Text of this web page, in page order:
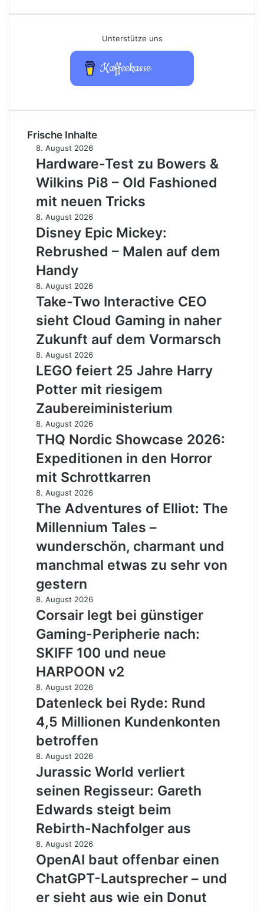
Unterstütze uns
Kaffeekasse
Frische Inhalte
Hardware-
Test
Bowers
&
Wilkins
Pi8
–
Old
Fashioned
mit
neuen
Tricks
8. August 2026
Hardware-Test zu Bowers &
Wilkins Pi8 – Old Fashioned
mit neuen Tricks
Disney
Epic
Mickey:
Rebrushed
–
Malen
auf
dem
Handy
8. August 2026
Disney Epic Mickey:
Rebrushed – Malen auf dem
Handy
Take-
Two
Interactive
CEO
sieht
Cloud
Gaming
in
naher
Zukunft
auf
dem
Vormarsch
8. August 2026
Take-Two Interactive CEO
sieht Cloud Gaming in naher
Zukunft auf dem Vormarsch
LEGO
feiert
Jahre
Harry
Potter
mit
riesigem
Zaubereiministerium
8. August 2026
LEGO feiert 25 Jahre Harry
Potter mit riesigem
Zaubereiministerium
THQ
Nordic
Showcase
2026:
Expeditionen
in
den
Horror
mit
Schrottkarren
8. August 2026
THQ Nordic Showcase 2026:
Expeditionen in den Horror
mit Schrottkarren
The
Adventures
Elliot:
The
Millennium
Tales
–
wunderschön,
charmant
und
manchmal
etwas
zu
sehr
von
gestern
8. August 2026
The Adventures of Elliot: The
Millennium Tales –
wunderschön, charmant und
manchmal etwas zu sehr von
gestern
Corsair
legt
bei
günstiger
Gaming-
Peripherie
nach:
SKIFF
100
und
neue
HARPOON
v2
8. August 2026
Corsair legt bei günstiger
Gaming-Peripherie nach:
SKIFF 100 und neue
HARPOON v2
Datenleck
bei
Ryde:
Rund
4,5
Millionen
Kundenkonten
betroffen
8. August 2026
Datenleck bei Ryde: Rund
4,5 Millionen Kundenkonten
betroffen
Jurassic
World
verliert
seinen
Regisseur:
Gareth
Edwards
steigt
beim
Rebirth-
Nachfolger
8. August 2026
Jurassic World verliert
seinen Regisseur: Gareth
Edwards steigt beim
Rebirth-Nachfolger aus
OpenAI
baut
offenbar
einen
ChatGPT-
Lautsprecher
8. August 2026
OpenAI baut offenbar einen
ChatGPT-Lautsprecher – und
er sieht aus wie ein Donut